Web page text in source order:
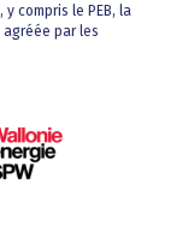
compris le PEB, la
par les